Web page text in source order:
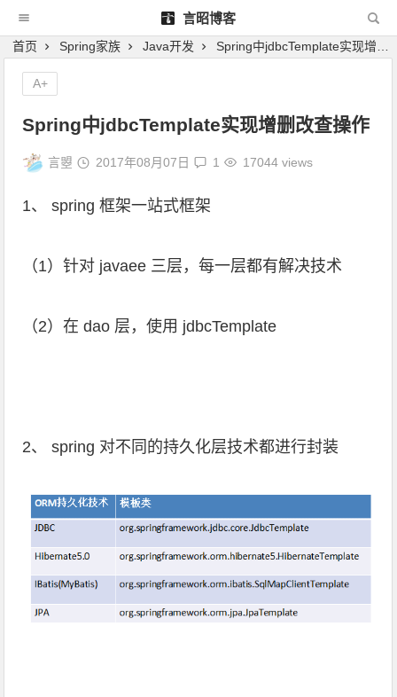
言昭博客
首页 Spring家族 Java开发 Spring中jdbcTemplate实现增删改查操作
Spring中jdbcTemplate实现增删改查操作
言曌 2017年08月07日 1 17044 views
1、 spring 框架一站式框架
（1）针对 javaee 三层，每一层都有解决技术
（2）在 dao 层，使用 jdbcTemplate
2、 spring 对不同的持久化层技术都进行封装
A+